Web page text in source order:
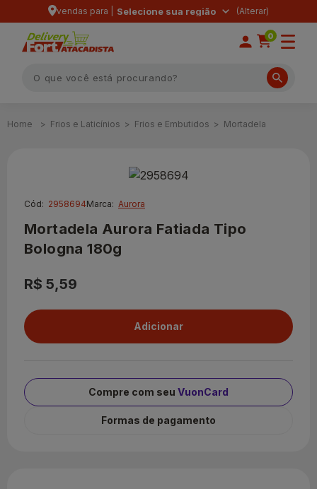
vendas para | Selecione sua região
0
Frios e Laticínios Frios e Embutidos Mortadela
Cód: 2958694Marca: Aurora
Mortadela Aurora Fatiada Tipo
Bologna 180g
R$ 5,59
Compre com seu VuonCard
Formas de pagamento